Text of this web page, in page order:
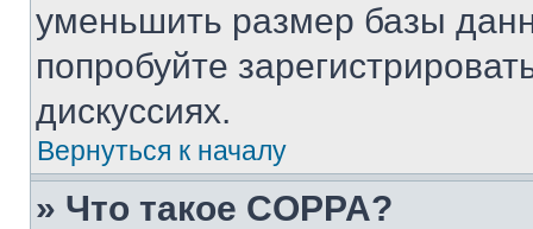
уменьшить размер базы
попробуйте
дискуссиях.
Вернуться к началу
» Что такое COPPA?